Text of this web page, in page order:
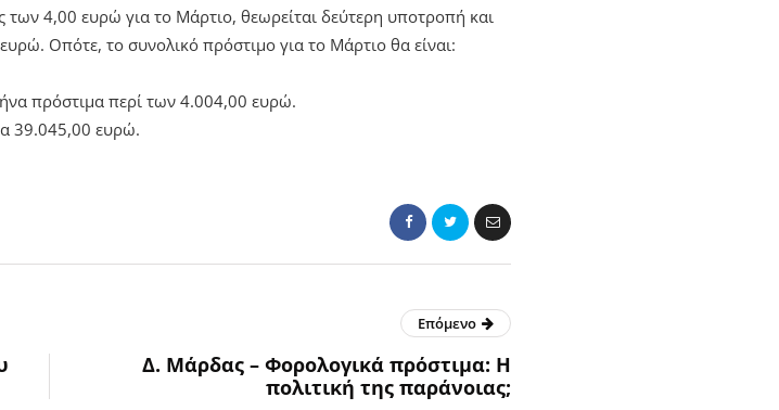
4,00 ευρώ για το Μάρτιο, θεωρείται δεύτερη υποτροπή και
Οπότε, το συνολικό πρόστιμο για το Μάρτιο θα είναι:
πρόστιμα περί των 4.004,00 ευρώ.
39.045,00 ευρώ.
Επόμενο
Δ. Μάρδας – Φορολογικά πρόστιμα: Η
πολιτική της παράνοιας;